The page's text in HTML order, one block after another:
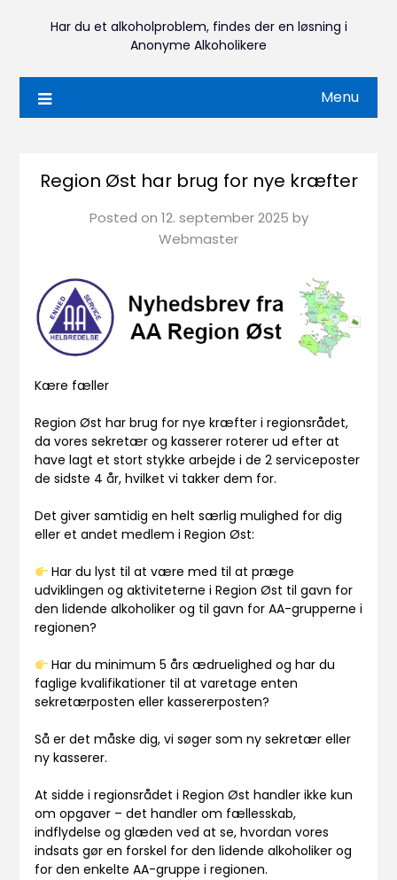
Har du et alkoholproblem, findes der en løsning i
Anonyme Alkoholikere
Menu
Region Øst har brug for nye kræfter
Posted on 12. september 2025 by
Webmaster
Kære fæller
Region Øst har brug for nye kræfter i regionsrådet,
da vores sekretær og kasserer roterer ud efter at
have lagt et stort stykke arbejde i de 2 serviceposter
de sidste 4 år, hvilket vi takker dem for.
Det giver samtidig en helt særlig mulighed for dig
eller et andet medlem i Region Øst:
Har du lyst til at være med til at præge
udviklingen og aktiviteterne i Region Øst til gavn for
den lidende alkoholiker og til gavn for AA-grupperne i
regionen?
Har du minimum 5 års ædruelighed og har du
faglige kvalifikationer til at varetage enten
sekretærposten eller kassererposten?
Så er det måske dig, vi søger som ny sekretær eller
ny kasserer.
At sidde i regionsrådet i Region Øst handler ikke kun
om opgaver – det handler om fællesskab,
indflydelse og glæden ved at se, hvordan vores
indsats gør en forskel for den lidende alkoholiker og
for den enkelte AA-gruppe i regionen.